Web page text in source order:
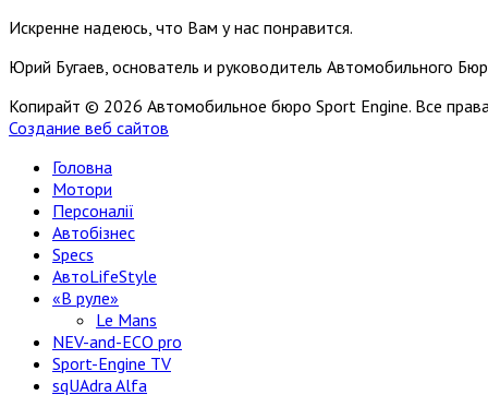
Искренне надеюсь, что Вам у нас понравится.
Юрий Бугаев, основатель и руководитель Автомобильного
Копирайт © 2026 Автомобильное бюро Sport Engine. Все
Создание веб сайтов
Головна
Мотори
Персоналії
Автобізнес
Specs
АвтоLifeStyle
«В руле»
Le Mans
NEV-and-ECO pro
Sport-Engine TV
sqUAdra Alfa